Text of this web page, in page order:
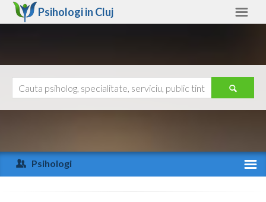
Psihologi in Cluj
Arad
Arges
Ajutor
Psihologi